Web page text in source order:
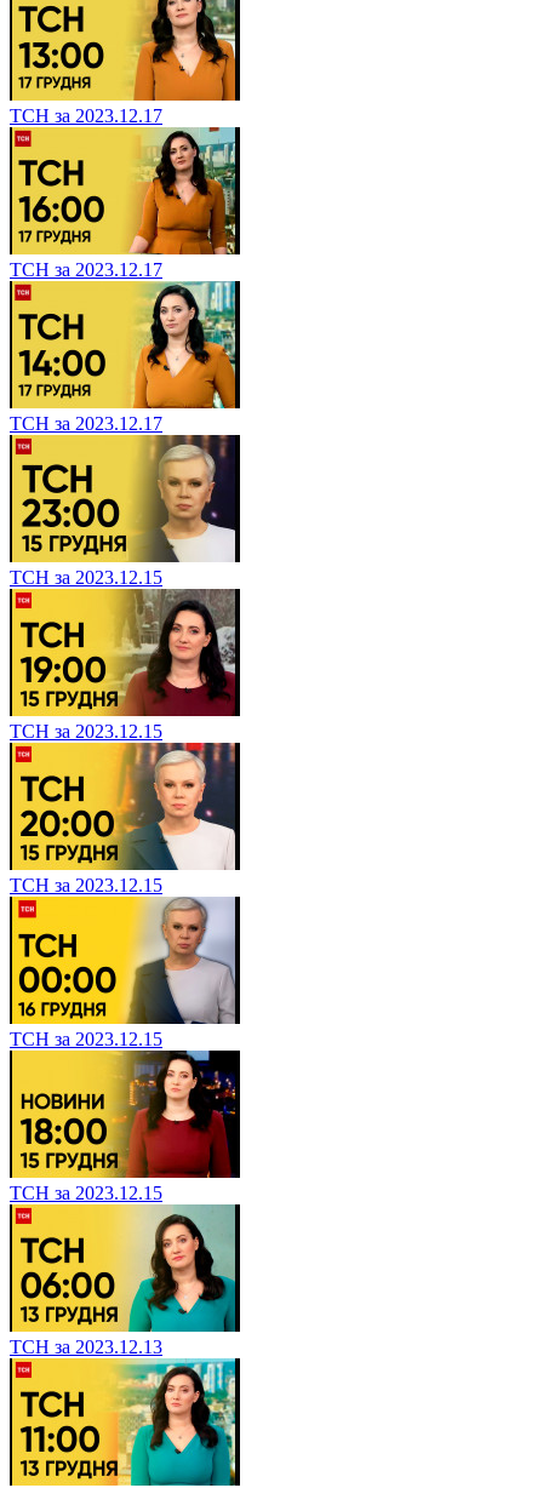
ТСН за 2023.12.17
ТСН за 2023.12.17
ТСН за 2023.12.17
ТСН за 2023.12.15
ТСН за 2023.12.15
ТСН за 2023.12.15
ТСН за 2023.12.15
ТСН за 2023.12.15
ТСН за 2023.12.13